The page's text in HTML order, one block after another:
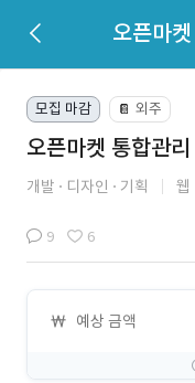
오픈마
모집 마감 📔 외주
오픈마켓 통합관
개발 디자인 기획 웹
9 6
예상 금액